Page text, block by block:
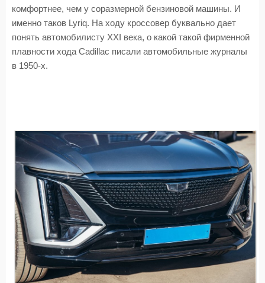
комфортнее, чем у соразмерной бензиновой машины. И
именно таков Lyriq. На ходу кроссовер буквально дает
понять автомобилисту XXI века, о какой такой фирменной
плавности хода Cadillac писали автомобильные журналы
в 1950-х.